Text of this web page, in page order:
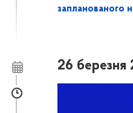
запланованого
26 березня